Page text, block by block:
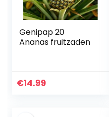
Genipap 20
Ananas fruitzaden
€14.99